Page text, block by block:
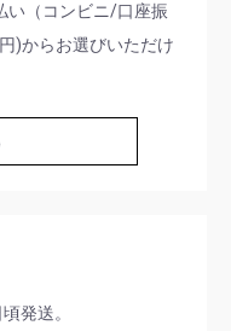
い（コンビニ/口座振
)からお選びいただけ
発送。